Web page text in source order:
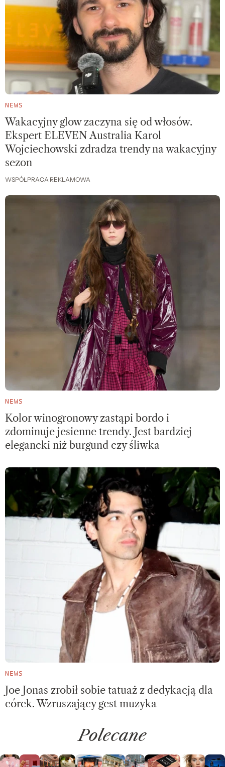
NEWS
Wakacyjny glow zaczyna się od włosów.
Ekspert ELEVEN Australia Karol
Wojciechowski zdradza trendy na wakacyjny
sezon
WSPÓŁPRACA REKLAMOWA
NEWS
Kolor winogronowy zastąpi bordo i
zdominuje jesienne trendy. Jest bardziej
elegancki niż burgund czy śliwka
NEWS
Joe Jonas zrobił sobie tatuaż z dedykacją dla
córek. Wzruszający gest muzyka
Polecane